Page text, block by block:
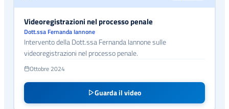
Videoregistrazioni nel processo penale
Dott.ssa Fernanda Iannone
Intervento della Dott.ssa Fernanda Iannone sulle
videoregistrazioni nel processo penale.
Ottobre 2024
Guarda il video